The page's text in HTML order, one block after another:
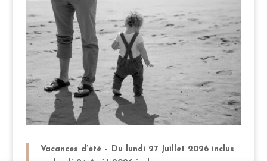
Vacances d’été –
Du lundi 27 Juillet 2026 inclus